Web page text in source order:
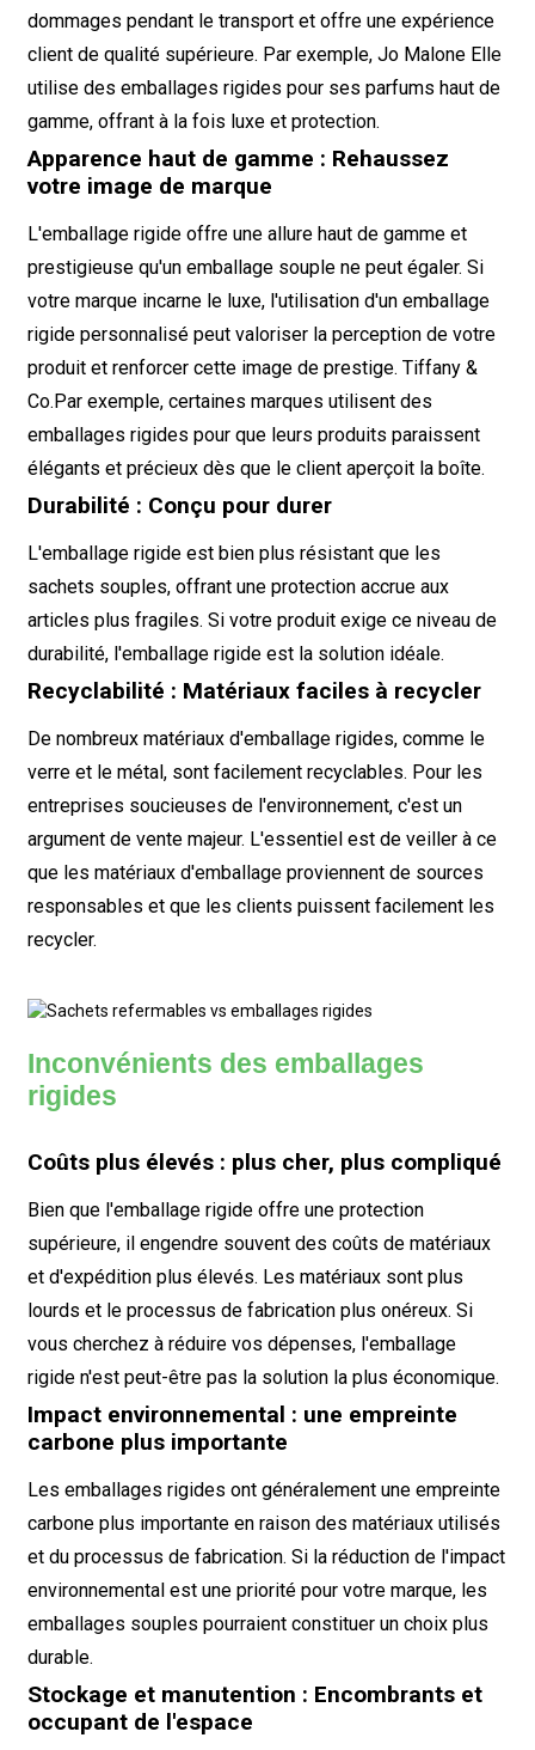
dommages pendant le transport et offre une expérience
client de qualité supérieure. Par exemple, Jo MaloneElle
utilise des emballages rigides pour ses parfums haut de
gamme, offrant à la fois luxe et protection.
Apparence haut de gamme : Rehaussez
votre image de marque
L'emballage rigide offre une allure haut de gamme et
prestigieuse qu'un emballage souple ne peut égaler. Si
votre marque incarne le luxe, l'utilisation d'un emballage
rigide personnalisé peut valoriser la perception de votre
produit et renforcer cette image de prestige. Tiffany &
Co.Par exemple, certaines marques utilisent des
emballages rigides pour que leurs produits paraissent
élégants et précieux dès que le client aperçoit la boîte.
Durabilité : Conçu pour durer
L'emballage rigide est bien plus résistant que les
sachets souples, offrant une protection accrue aux
articles plus fragiles. Si votre produit exige ce niveau de
durabilité, l'emballage rigide est la solution idéale.
Recyclabilité : Matériaux faciles à recycler
De nombreux matériaux d'emballage rigides, comme le
verre et le métal, sont facilement recyclables. Pour les
entreprises soucieuses de l'environnement, c'est un
argument de vente majeur. L'essentiel est de veiller à ce
que les matériaux d'emballage proviennent de sources
responsables et que les clients puissent facilement les
recycler.
Inconvénients des emballages
rigides
Coûts plus élevés : plus cher, plus compliqué
Bien que l'emballage rigide offre une protection
supérieure, il engendre souvent des coûts de matériaux
et d'expédition plus élevés. Les matériaux sont plus
lourds et le processus de fabrication plus onéreux. Si
vous cherchez à réduire vos dépenses, l'emballage
rigide n'est peut-être pas la solution la plus économique.
Impact environnemental : une empreinte
carbone plus importante
Les emballages rigides ont généralement une empreinte
carbone plus importante en raison des matériaux utilisés
et du processus de fabrication. Si la réduction de l'impact
environnemental est une priorité pour votre marque, les
emballages souples pourraient constituer un choix plus
durable.
Stockage et manutention : Encombrants et
occupant de l'espace